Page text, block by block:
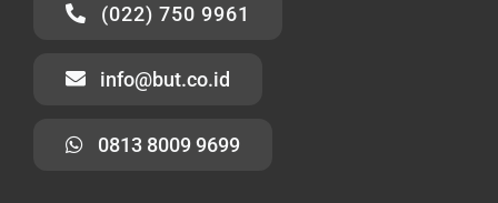
(022) 750 9961
info@but.co.id
0813 8009 9699